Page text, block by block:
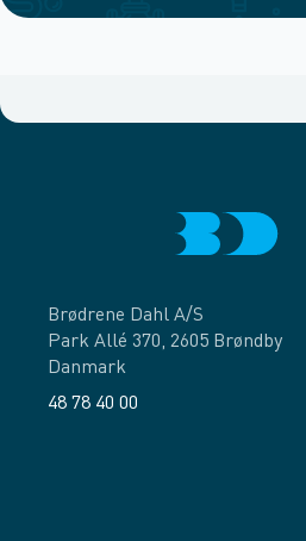
Brødrene Dahl A/S
Park Allé 370, 2605 Brøndby
Danmark
48 78 40 00